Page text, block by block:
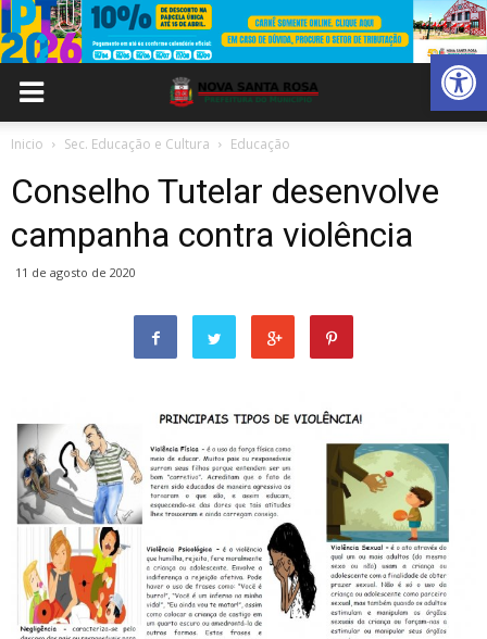
Abrir
Inicio Sec. Educação e Cultura Educação
Conselho Tutelar desenvolve
campanha contra violência
11 de agosto de 2020